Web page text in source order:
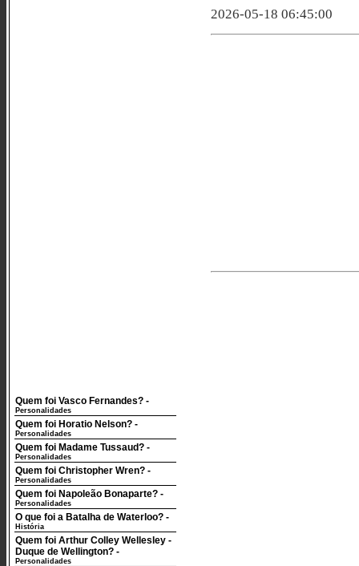
Quem foi Vasco Fernandes? -
Personalidades
Quem foi Horatio Nelson? -
Personalidades
Quem foi Madame Tussaud? -
Personalidades
Quem foi Christopher Wren? -
Personalidades
Quem foi Napoleão Bonaparte? -
Personalidades
O que foi a Batalha de Waterloo? -
História
Quem foi Arthur Colley Wellesley -
Duque de Wellington? -
Personalidades
2026-05-18 06:45:00